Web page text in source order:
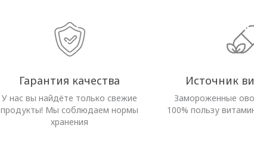
Гарантия качества
У нас вы найдёте только свежие
продукты! Мы соблюдаем нормы
хранения
Источник
Замороженные
100% пользу